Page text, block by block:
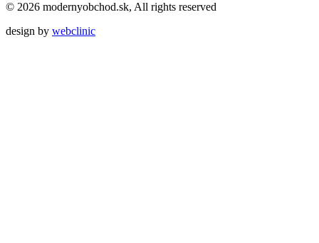
© 2026 modernyobchod.sk, All rights reserved
design by webclinic